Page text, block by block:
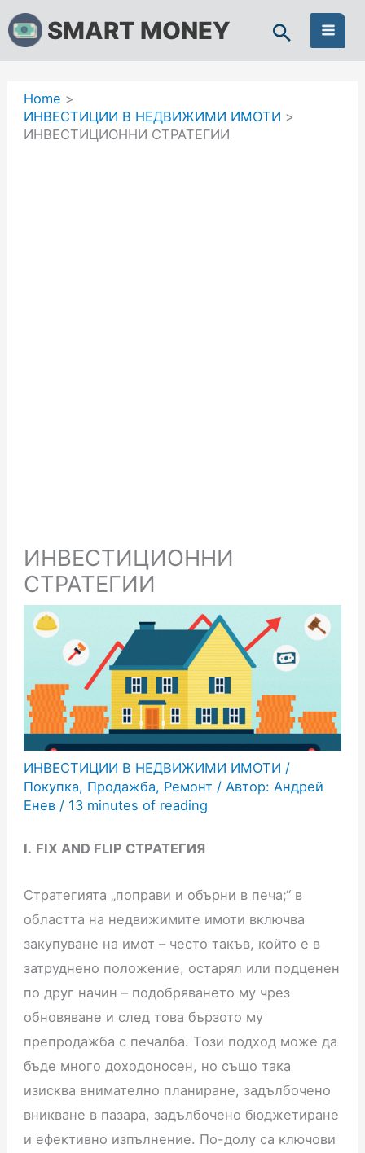
Skip
to
SMART MONEY
Home
ИНВЕСТИЦИИ В НЕДВИЖИМИ ИМОТИ
ИНВЕСТИЦИОННИ СТРАТЕГИИ
ИНВЕСТИЦИОННИ
СТРАТЕГИИ
ИНВЕСТИЦИИ В НЕДВИЖИМИ ИМОТИ /
Покупка, Продажба, Ремонт / Автор: Андрей
Енев / 13 minutes of reading
I. FIX AND FLIP СТРАТЕГИЯ
Стратегията „поправи и обърни в печа;“ в
областта на недвижимите имоти включва
закупуване на имот – често такъв, който е в
затруднено положение, остарял или подценен
по друг начин – подобряването му чрез
обновяване и след това бързото му
препродажба с печалба. Този подход може да
бъде много доходоносен, но също така
изисква внимателно планиране, задълбочено
вникване в пазара, задълбочено бюджетиране
и ефективно изпълнение. По-долу са ключови